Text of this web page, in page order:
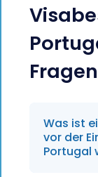
Fragen
Was ist
vor der
Portugal